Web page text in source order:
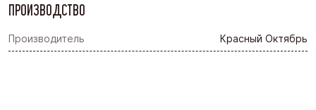
ПРОИЗВОДСТВО
Производитель Красный Октябрь